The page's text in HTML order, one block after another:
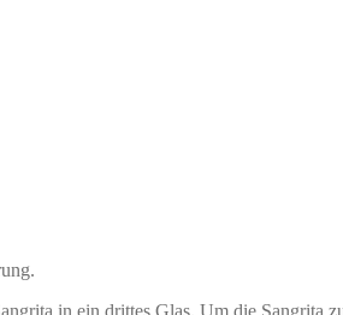
in ein drittes Glas. Um die Sangrita